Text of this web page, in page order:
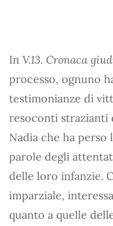
In V.13. Cronaca
processo, ognuno
testimonianze di
resoconti strazianti
Nadia che ha perso
parole degli
delle loro infanzie.
imparziale,
quanto a quelle